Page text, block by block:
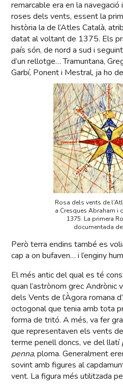
remarcable era en la
roses dels vents, essent la
història la de l’Atles Català,
datat al voltant de 1375. Els
país són, de nord a sud i
d’un rellotge… Tramuntana,
Garbí, Ponent i Mestral, ja ho
Rosa dels vents de
a Cresques Abraham i
1375. La primera
documentada
Però terra endins també es
cap a on bufaven… i l’enginy
El més antic del qual es té
quan l’astrònom grec Andrònic
dels Vents de l’Àgora romana
octogonal que tenia amb tota
forma de tritó. A més, va fer
que representaven els vents
terme penell doncs, ve del llatí
penna, ploma. Generalment
sovint amb figures al
vent. La figura més utilitzada